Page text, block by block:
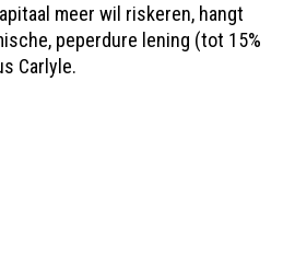
meer wil riskeren, hangt
peperdure lening (tot 15%
Carlyle.